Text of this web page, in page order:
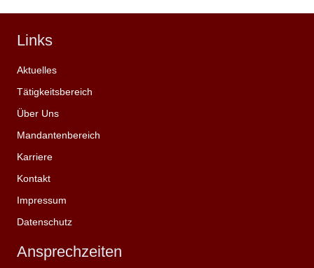
Links
Aktuelles
Tätigkeitsbereich
Über Uns
Mandantenbereich
Karriere
Kontakt
Impressum
Datenschutz
Ansprechzeiten